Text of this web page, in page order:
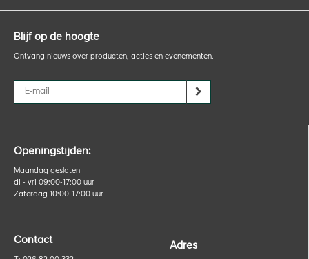
Openingstijden:
Maandag gesloten
di - vri 09:00-17:00 uur
Zaterdag 10:00-17:00 uur
Contact
Adres
Blijf op de hoogte
Ontvang nieuws over producten, acties en evenementen.